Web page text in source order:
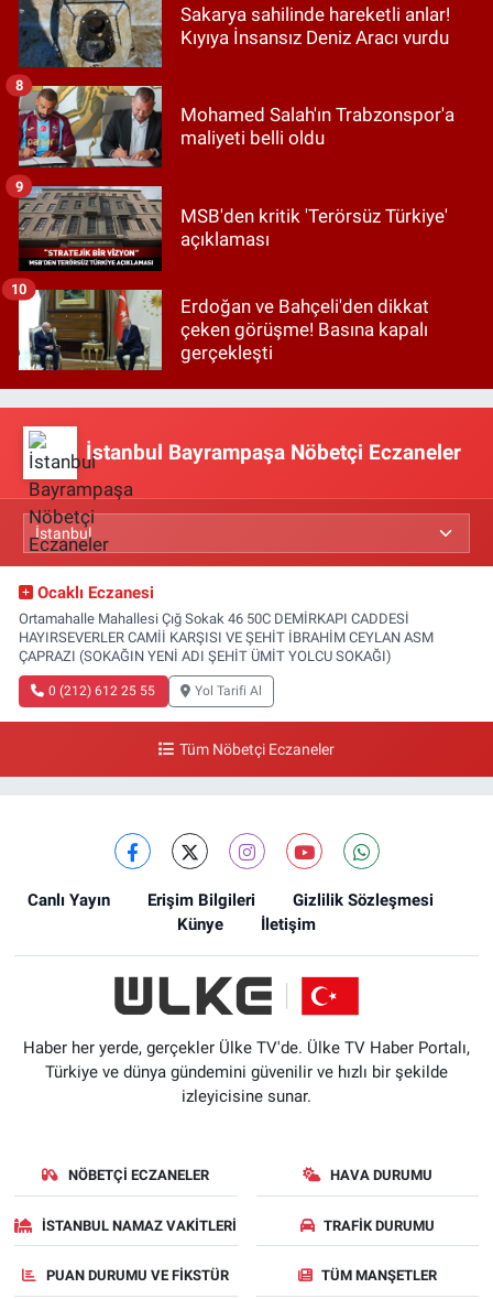
Sakarya sahilinde hareketli anlar!
Kıyıya İnsansız Deniz Aracı vurdu
Mohamed Salah'ın Trabzonspor'a
maliyeti belli oldu
8
MSB'den kritik 'Terörsüz Türkiye'
açıklaması
9
Erdoğan ve Bahçeli'den dikkat
çeken görüşme! Basına kapalı
gerçekleşti
10
İstanbul Bayrampaşa Nöbetçi Eczaneler
Ocaklı Eczanesi
Ortamahalle Mahallesi Çığ Sokak 46 50C DEMİRKAPI CADDESİ
HAYIRSEVERLER CAMİİ KARŞISI VE ŞEHİT İBRAHİM CEYLAN ASM
ÇAPRAZI (SOKAĞIN YENİ ADI ŞEHİT ÜMİT YOLCU SOKAĞI)
0 (212) 612 25 55 Yol Tarifi Al
Tüm Nöbetçi Eczaneler
Canlı Yayın Erişim Bilgileri
Gizlilik Sözleşmesi
Künye
İletişim
Haber her yerde, gerçekler Ülke TV'de. Ülke TV Haber Portalı,
Türkiye ve dünya gündemini güvenilir ve hızlı bir şekilde
izleyicisine sunar.
NÖBETÇI ECZANELER HAVA DURUMU
İSTANBUL NAMAZ VAKITLERI TRAFIK DURUMU
PUAN DURUMU VE FIKSTÜR TÜM MANŞETLER